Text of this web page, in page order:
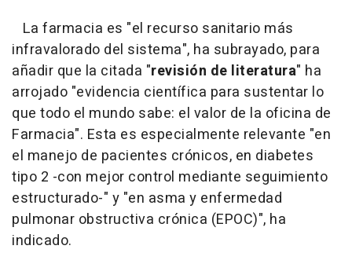
La farmacia es "el recurso sanitario más
infravalorado del sistema", ha subrayado, para
añadir que la citada "revisión de literatura" ha
arrojado "evidencia científica para sustentar lo
que todo el mundo sabe: el valor de la oficina de
Farmacia". Esta es especialmente relevante "en
el manejo de pacientes crónicos, en diabetes
tipo 2 -con mejor control mediante seguimiento
estructurado-" y "en asma y enfermedad
pulmonar obstructiva crónica (EPOC)", ha
indicado.